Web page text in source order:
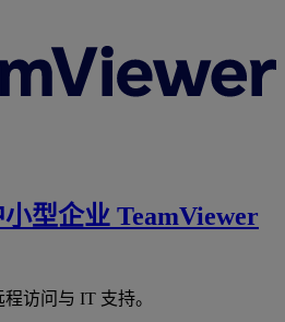
型企业 TeamViewer
访问与 IT 支持。